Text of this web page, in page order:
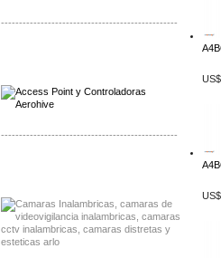
-------------------------------------------------
-------------------------------------------------